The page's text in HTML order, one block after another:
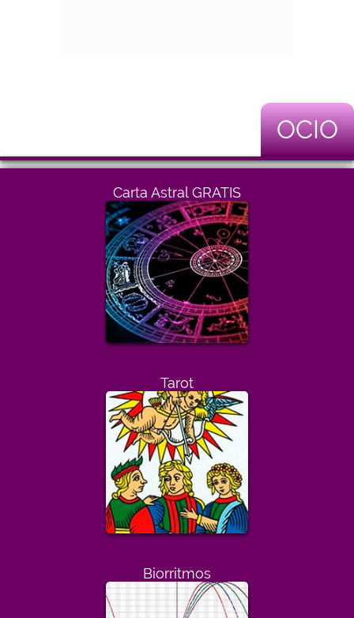
OCIO
Carta Astral GRATIS
Tarot
Biorritmos